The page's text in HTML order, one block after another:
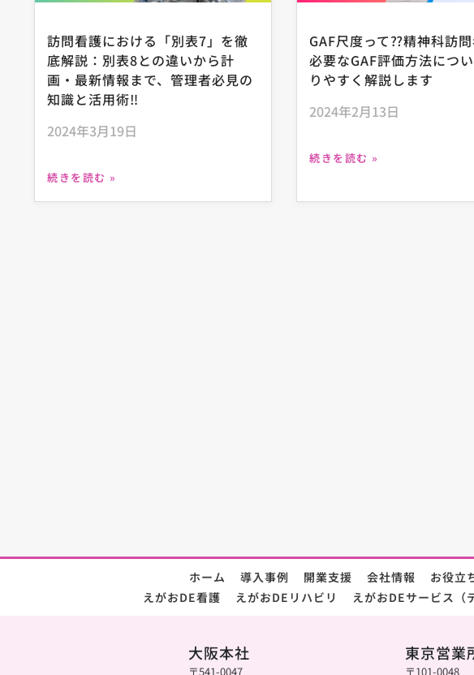
訪問看護における「別表7」を徹
底解説：別表8との違いから計
画・最新情報まで、管理者必見の
知識と活用術‼
2024年3月19日
続きを読む »
GAF尺度って⁇精神科訪
必要なGAF評価方法につ
りやすく解説します
2024年2月13日
続きを読む »
ホーム 導入事例 開業支援 会社情報 お役立
えがおDE看護
えがおDEリハビリ えがおDEサービス（
大阪本社
〒541-0047
東京営業
〒101-0048